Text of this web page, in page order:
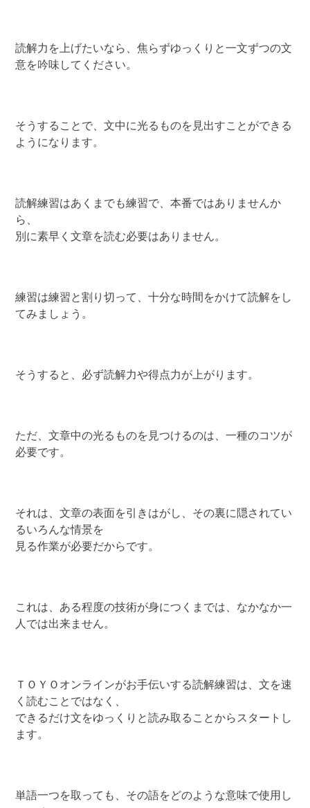
読解力を上げたいなら、焦らずゆっくりと一文ずつの文
意を吟味してください。
そうすることで、文中に光るものを見出すことができる
ようになります。
読解練習はあくまでも練習で、本番ではありませんか
ら、
別に素早く文章を読む必要はありません。
練習は練習と割り切って、十分な時間をかけて読解をし
てみましょう。
そうすると、必ず読解力や得点力が上がります。
ただ、文章中の光るものを見つけるのは、一種のコツが
必要です。
それは、文章の表面を引きはがし、その裏に隠されてい
るいろんな情景を
見る作業が必要だからです。
これは、ある程度の技術が身につくまでは、なかなか一
人では出来ません。
ＴＯＹＯオンラインがお手伝いする読解練習は、文を速
く読むことではなく、
できるだけ文をゆっくりと読み取ることからスタートし
ます。
単語一つを取っても、その語をどのような意味で使用し